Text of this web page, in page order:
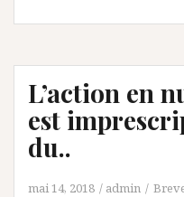
L’action en
est
du..
mai 14, 2018 admin